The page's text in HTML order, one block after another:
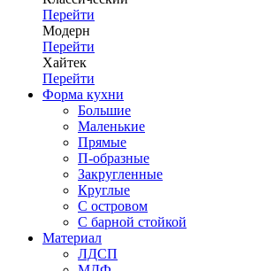
Перейти
Модерн
Перейти
Хайтек
Перейти
Форма кухни
Большие
Маленькие
Прямые
П-образные
Закругленные
Круглые
С островом
С барной стойкой
Материал
ЛДСП